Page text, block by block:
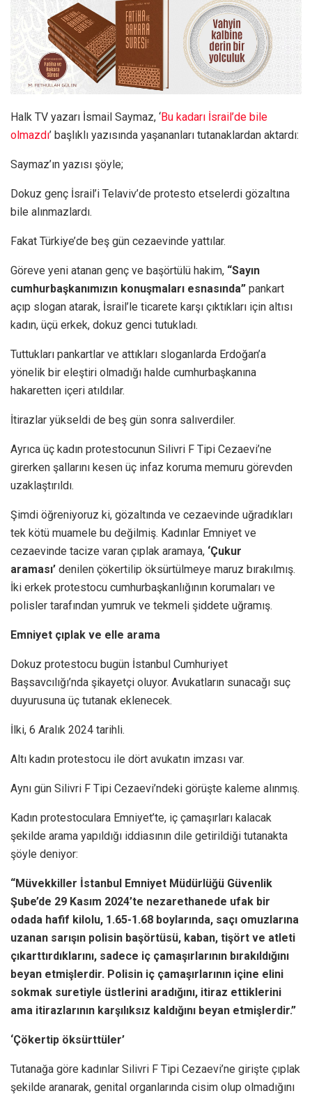
Halk TV yazarı İsmail Saymaz, ‘Bu kadarı İsrail’de bile
olmazdı’ başlıklı yazısında yaşananları tutanaklardan aktardı:
Saymaz’ın yazısı şöyle;
Dokuz genç İsrail’i Telaviv’de protesto etselerdi gözaltına
bile alınmazlardı.
Fakat Türkiye’de beş gün cezaevinde yattılar.
Göreve yeni atanan genç ve başörtülü hakim, “Sayın
cumhurbaşkanımızın konuşmaları esnasında” pankart
açıp slogan atarak, İsrail’le ticarete karşı çıktıkları için altısı
kadın, üçü erkek, dokuz genci tutukladı.
Tuttukları pankartlar ve attıkları sloganlarda Erdoğan’a
yönelik bir eleştiri olmadığı halde cumhurbaşkanına
hakaretten içeri atıldılar.
İtirazlar yükseldi de beş gün sonra salıverdiler.
Ayrıca üç kadın protestocunun Silivri F Tipi Cezaevi’ne
girerken şallarını kesen üç infaz koruma memuru görevden
uzaklaştırıldı.
Şimdi öğreniyoruz ki, gözaltında ve cezaevinde uğradıkları
tek kötü muamele bu değilmiş. Kadınlar Emniyet ve
cezaevinde tacize varan çıplak aramaya, ‘Çukur
araması’ denilen çökertilip öksürtülmeye maruz bırakılmış.
İki erkek protestocu cumhurbaşkanlığının korumaları ve
polisler tarafından yumruk ve tekmeli şiddete uğramış.
Emniyet çıplak ve elle arama
Dokuz protestocu bugün İstanbul Cumhuriyet
Başsavcılığı’nda şikayetçi oluyor. Avukatların sunacağı suç
duyurusuna üç tutanak eklenecek.
İlki, 6 Aralık 2024 tarihli.
Altı kadın protestocu ile dört avukatın imzası var.
Aynı gün Silivri F Tipi Cezaevi’ndeki görüşte kaleme alınmış.
Kadın protestoculara Emniyet’te, iç çamaşırları kalacak
şekilde arama yapıldığı iddiasının dile getirildiği tutanakta
şöyle deniyor:
“Müvekkiller İstanbul Emniyet Müdürlüğü Güvenlik
Şube’de 29 Kasım 2024’te nezarethanede ufak bir
odada hafif kilolu, 1.65-1.68 boylarında, saçı omuzlarına
uzanan sarışın polisin başörtüsü, kaban, tişört ve atleti
çıkarttırdıklarını, sadece iç çamaşırlarının bırakıldığını
beyan etmişlerdir. Polisin iç çamaşırlarının içine elini
sokmak suretiyle üstlerini aradığını, itiraz ettiklerini
ama itirazlarının karşılıksız kaldığını beyan etmişlerdir.”
‘Çökertip öksürttüler’
Tutanağa göre kadınlar Silivri F Tipi Cezaevi’ne girişte çıplak
şekilde aranarak, genital organlarında cisim olup olmadığını